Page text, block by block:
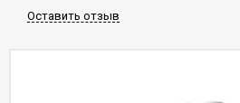
Оставить отзыв